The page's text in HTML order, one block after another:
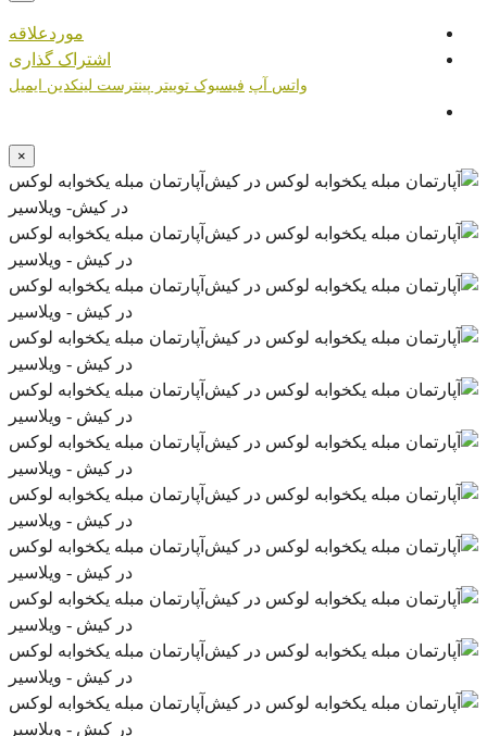
موردعلاقه
اشتراک گذاری
واتس آپ فیسبوک توییتر پینترست لینکدین ایمیل
×
آپارتمان مبله یکخوابه لوکس
در کیش- ویلاسیر
آپارتمان مبله یکخوابه لوکس
در کیش - ویلاسیر
آپارتمان مبله یکخوابه لوکس
در کیش - ویلاسیر
آپارتمان مبله یکخوابه لوکس
در کیش - ویلاسیر
آپارتمان مبله یکخوابه لوکس
در کیش - ویلاسیر
آپارتمان مبله یکخوابه لوکس
در کیش - ویلاسیر
آپارتمان مبله یکخوابه لوکس
در کیش - ویلاسیر
آپارتمان مبله یکخوابه لوکس
در کیش - ویلاسیر
آپارتمان مبله یکخوابه لوکس
در کیش - ویلاسیر
آپارتمان مبله یکخوابه لوکس
در کیش - ویلاسیر
آپارتمان مبله یکخوابه لوکس
در کیش - ویلاسیر